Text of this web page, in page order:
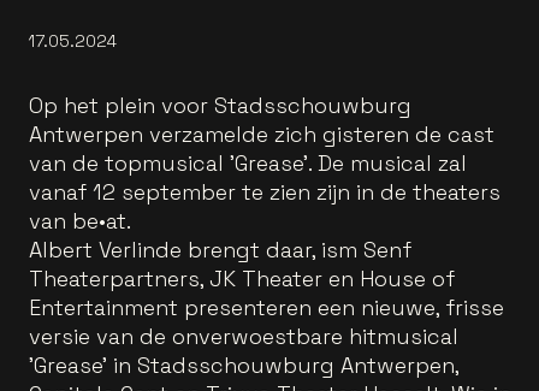
17.05.2024
Op het plein voor Stadsschouwburg
Antwerpen verzamelde zich gisteren de cast
van de topmusical 'Grease'. De musical zal
vanaf 12 september te zien zijn in de theaters
van be•at.
Albert Verlinde brengt daar, ism Senf
Theaterpartners, JK Theater en House of
Entertainment presenteren een nieuwe, frisse
versie van de onverwoestbare hitmusical
'Grease' in Stadsschouwburg Antwerpen,